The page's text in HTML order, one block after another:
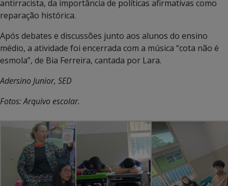
antirracista, da importância de políticas afirmativas como
reparação histórica.
Após debates e discussões junto aos alunos do ensino
médio, a atividade foi encerrada com a música “cota não é
esmola”, de Bia Ferreira, cantada por Lara.
Adersino Junior, SED
Fotos: Arquivo escolar.